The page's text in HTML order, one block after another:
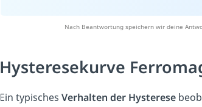
Nach Beantwortung speichern wir deine
Hysteresekurve
Ein typisches Verhalten der Hysterese